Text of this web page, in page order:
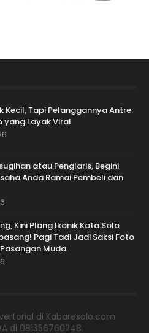
Kecil, Tapi Pelanggannya Antre:
yang Layak Viral
atau Penglaris, Begini
Anda Ramai Pembeli dan
Kini Plang Ikonik Kota Solo
Pagi Tadi Jadi Saksi Foto
Muda
di Kabaresolo.com
di 081356760248.